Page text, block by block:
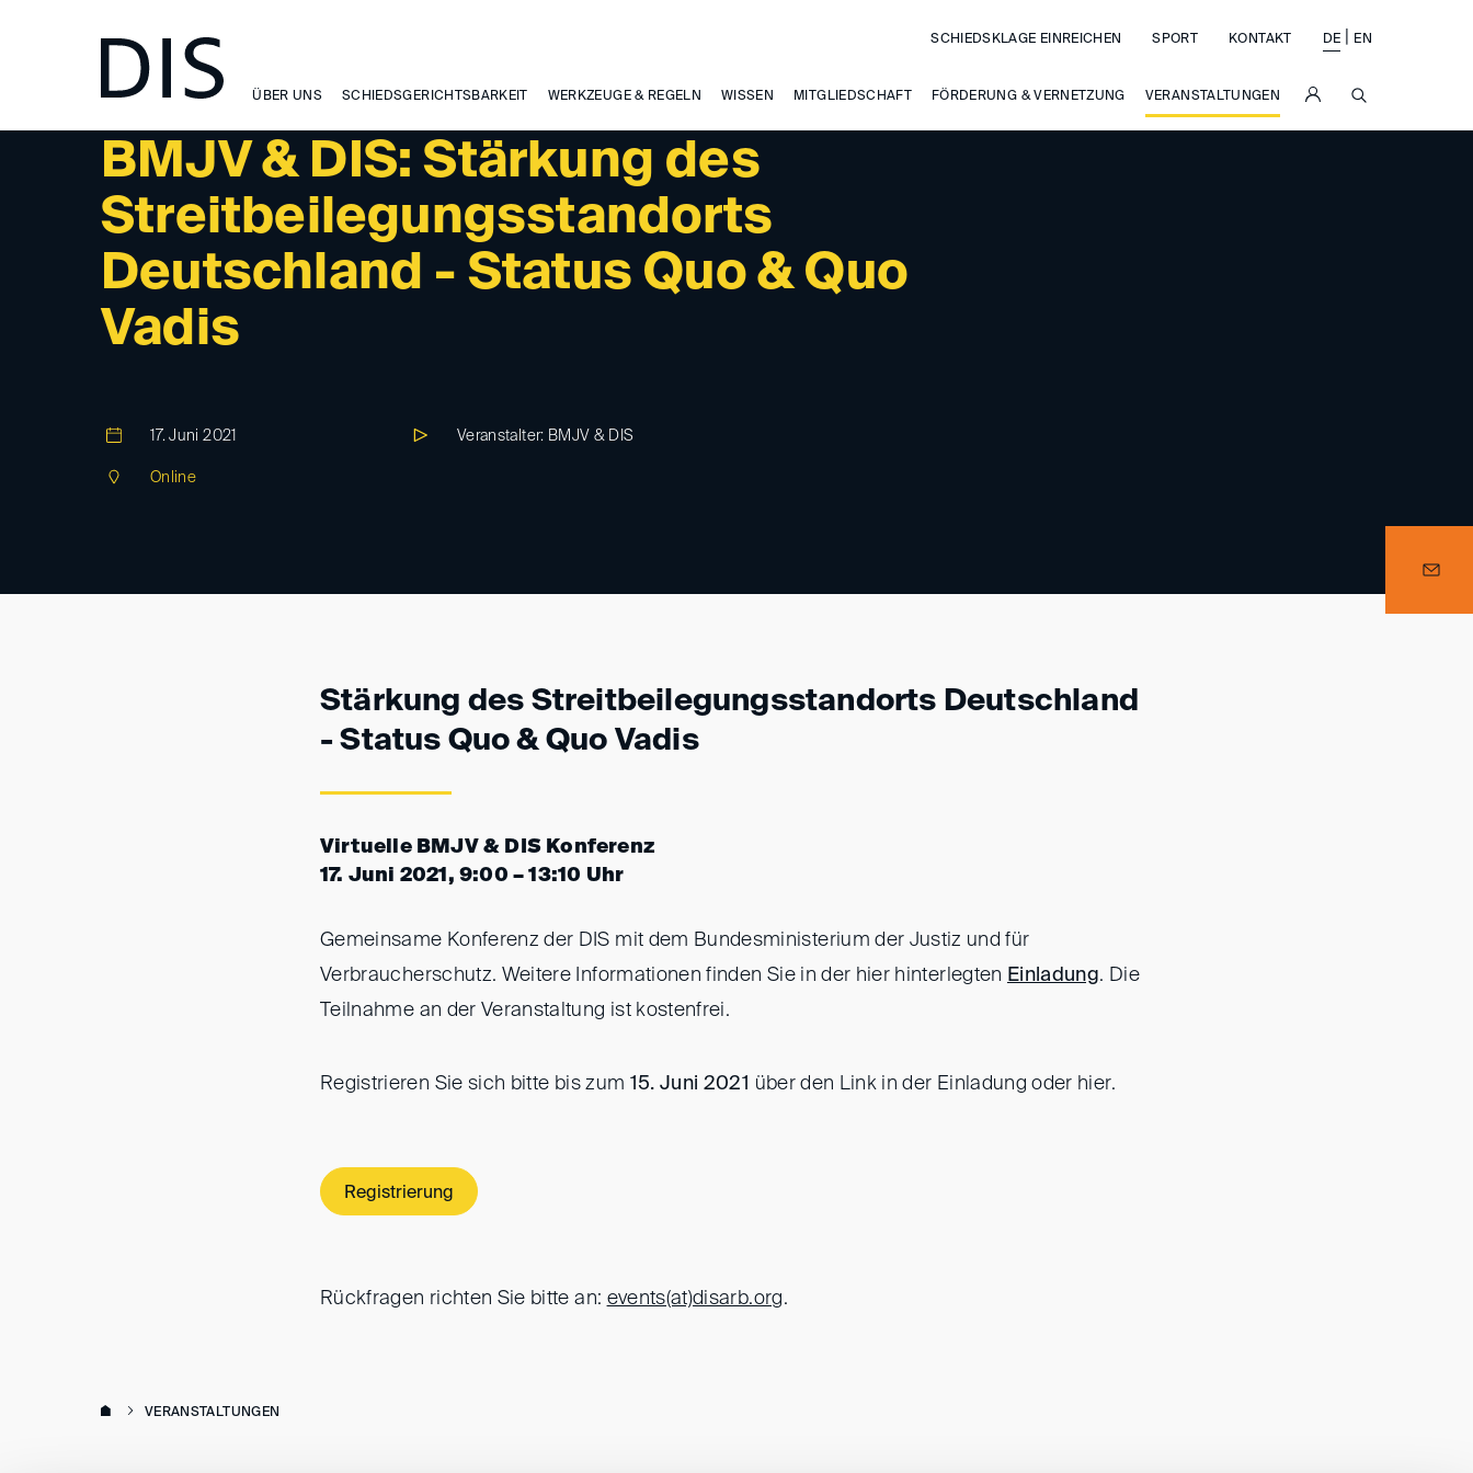
ÜBER UNS SCHIEDSGERICHTSBARKEIT WERKZEUGE & REGELN WISSEN MITGLIEDSCHAFT FÖRDERUNG & VERNETZUNG VERANSTALTUNGEN
SCHIEDSKLAGE EINREICHEN SPORT KONTAKT DE EN
BMJV & DIS: Stärkung des
Streitbeilegungsstandorts
Deutschland - Status Quo & Quo
Vadis
DIS-EVENT
17. Juni 2021
Online
Veranstalter: BMJV & DIS
Stärkung des Streitbeilegungsstandorts Deutschland
- Status Quo & Quo Vadis
Virtuelle BMJV & DIS Konferenz
17. Juni 2021, 9:00 – 13:10 Uhr
Gemeinsame Konferenz der DIS mit dem Bundesministerium der Justiz und für
Verbraucherschutz. Weitere Informationen finden Sie in der hier hinterlegten Einladung. Die
Teilnahme an der Veranstaltung ist kostenfrei.
Registrieren Sie sich bitte bis zum 15. Juni 2021 über den Link in der Einladung oder hier.
Registrierung
Rückfragen richten Sie bitte an: events(at)disarb.org.
VERANSTALTUNGEN